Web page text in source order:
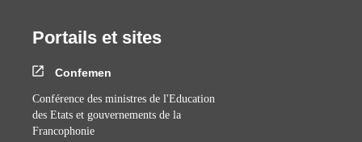
Portails et sites
Confemen
Conférence des ministres de l'Education
des Etats et gouvernements de la
Francophonie